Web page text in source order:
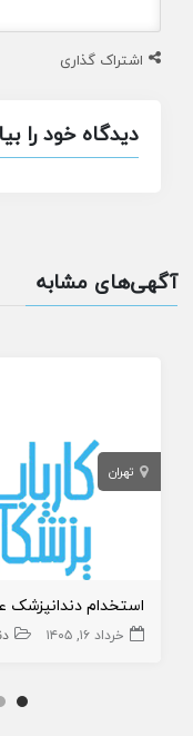
اشتراک گذاری
دیدگاه خود را
آگهی‌های مشابه
تهران
استخدام دندانپزشک
خرداد ۱۶, ۱۴۰۵